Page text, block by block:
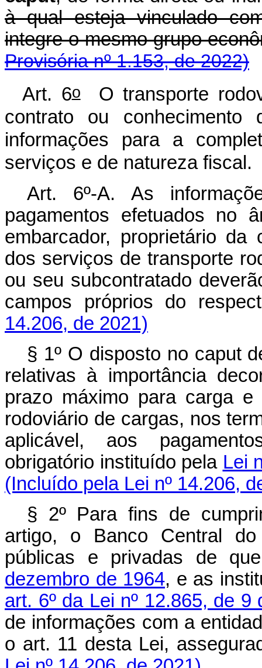
à qual esteja vinculado
integre o mesmo grupo
Provisória nº 1.153, de 2022)
Art. 6oO transporte
contrato ou conhecimento
informações para a
serviços e de natureza fiscal.
Art. 6º-A. As
pagamentos efetuados no
embarcador, proprietário da
dos serviços de transporte
ou seu subcontratado
campos próprios do
14.206, de 2021)
§ 1º O disposto no caput
relativas à importância
prazo máximo para carga
rodoviário de cargas, nos
aplicável, aos
obrigatório instituído pela Lei
(Incluído pela Lei nº 14.206,
§ 2º Para fins de
artigo, o Banco Central
públicas e privadas de
dezembro de 1964, e as
art. 6º da Lei nº 12.865, de 9
de informações com a
o art. 11 desta Lei,